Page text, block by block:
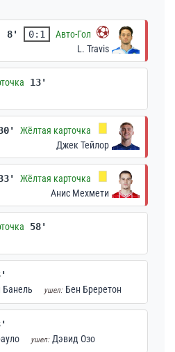
8' 0:1
Авто-Гол
L. Travis
13'
Жёлтая карточка
Джек Тейлор
Жёлтая карточка
Анис Мехмети
58'
ушел: Бен Бреретон
ушел: Дэвид Озо